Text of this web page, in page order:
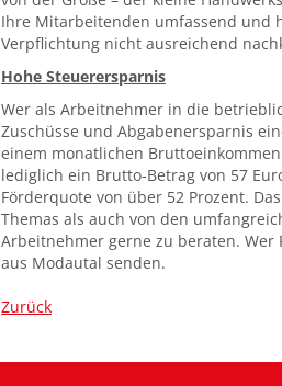
Ihre Mitarbeitenden umfassend und
Verpflichtung nicht ausreichend
Hohe Steuerersparnis
Wer als Arbeitnehmer in die
Zuschüsse und Abgabenersparnis
einem monatlichen
lediglich ein Brutto-Betrag von 57
Förderquote von über 52 Prozent.
Themas als auch von den
Arbeitnehmer gerne zu beraten.
aus Modautal senden.
Zurück